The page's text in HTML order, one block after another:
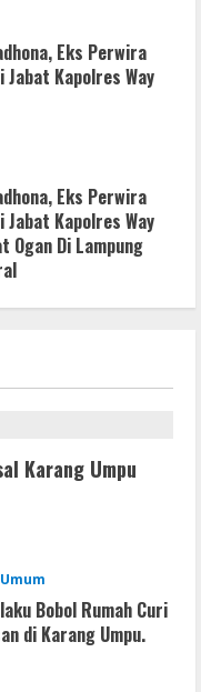
Eks Perwira
Kapolres Way
Di Lampung
Clean
+ Portable Windows
Digital
Rune Release
Eks Perwira
Karang Umpu
Umum
Bobol Rumah Curi
di Karang Umpu.